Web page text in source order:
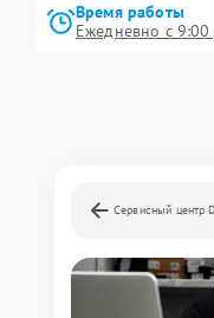
Время работы
Ежедневно с
Сервисный центр